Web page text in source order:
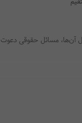
مسائل حقوقی
ـ کارفرما ـ